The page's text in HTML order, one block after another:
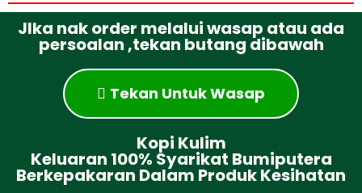
JIka nak order melalui wasap atau ada
persoalan ,tekan butang dibawah
Tekan Untuk Wasap
Kopi Kulim
Keluaran 100% Syarikat Bumiputera
Berkepakaran Dalam Produk Kesihatan